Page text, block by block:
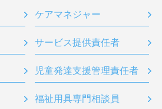
ケアマネジャー
サービス提供責任者
児童発達支援管理責任者
福祉用具専門相談員